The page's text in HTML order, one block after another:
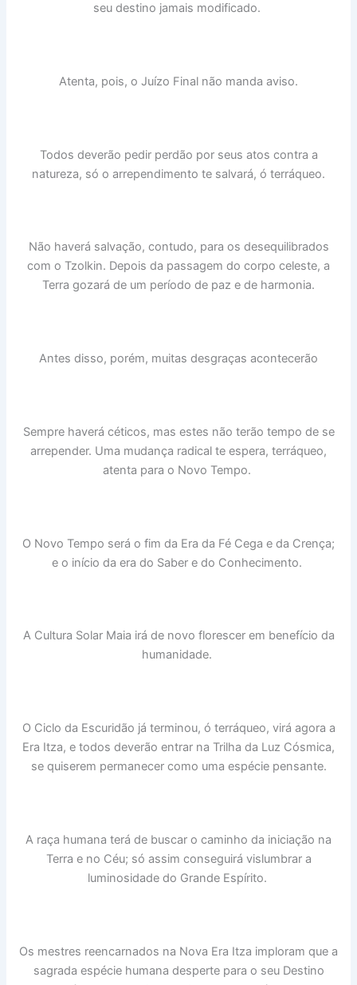
seu destino jamais modificado.
Atenta, pois, o Juízo Final não manda aviso.
Todos deverão pedir perdão por seus atos contra a
natureza, só o arrependimento te salvará, ó terráqueo.
Não haverá salvação, contudo, para os desequilibrados
com o Tzolkin. Depois da passagem do corpo celeste, a
Terra gozará de um período de paz e de harmonia.
Antes disso, porém, muitas desgraças acontecerão
Sempre haverá céticos, mas estes não terão tempo de se
arrepender. Uma mudança radical te espera, terráqueo,
atenta para o Novo Tempo.
O Novo Tempo será o fim da Era da Fé Cega e da Crença;
e o início da era do Saber e do Conhecimento.
A Cultura Solar Maia irá de novo florescer em benefício da
humanidade.
O Ciclo da Escuridão já terminou, ó terráqueo, virá agora a
Era Itza, e todos deverão entrar na Trilha da Luz Cósmica,
se quiserem permanecer como uma espécie pensante.
A raça humana terá de buscar o caminho da iniciação na
Terra e no Céu; só assim conseguirá vislumbrar a
luminosidade do Grande Espírito.
Os mestres reencarnados na Nova Era Itza imploram que a
sagrada espécie humana desperte para o seu Destino